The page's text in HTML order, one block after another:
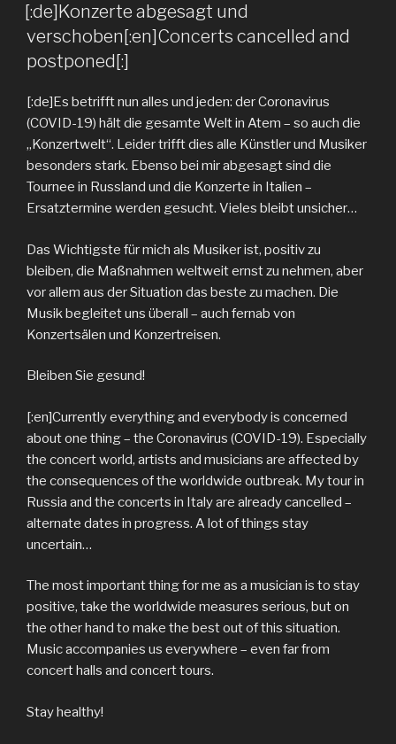
[:de]Konzerte abgesagt und
verschoben[:en]Concerts cancelled and
postponed[:]
[:de]Es betrifft nun alles und jeden: der Coronavirus
(COVID-19) hält die gesamte Welt in Atem – so auch die
„Konzertwelt“. Leider trifft dies alle Künstler und Musiker
besonders stark. Ebenso bei mir abgesagt sind die
Tournee in Russland und die Konzerte in Italien –
Ersatztermine werden gesucht. Vieles bleibt unsicher…
Das Wichtigste für mich als Musiker ist, positiv zu
bleiben, die Maßnahmen weltweit ernst zu nehmen, aber
vor allem aus der Situation das beste zu machen. Die
Musik begleitet uns überall – auch fernab von
Konzertsälen und Konzertreisen.
Bleiben Sie gesund!
[:en]Currently everything and everybody is concerned
about one thing – the Coronavirus (COVID-19). Especially
the concert world, artists and musicians are affected by
the consequences of the worldwide outbreak. My tour in
Russia and the concerts in Italy are already cancelled –
alternate dates in progress. A lot of things stay
uncertain…
The most important thing for me as a musician is to stay
positive, take the worldwide measures serious, but on
the other hand to make the best out of this situation.
Music accompanies us everywhere – even far from
concert halls and concert tours.
Stay healthy!